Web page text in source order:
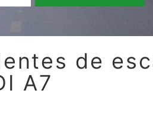
de
A7